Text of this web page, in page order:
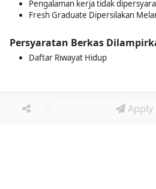
Pengalaman kerja tidak
Fresh Graduate Dipersilakan
Persyaratan Berkas
Daftar Riwayat Hidup
Apply